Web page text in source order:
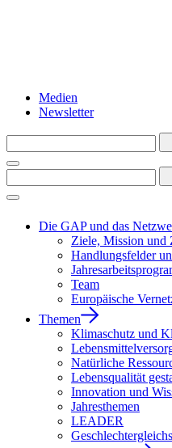
Medien
Newsletter
Die GAP und das
Ziele, Mission und
Handlungsfelder
Team
Europäische
Themen
Klimaschutz und
Natürliche
Lebensqualität
Innovation und
Jahresthemen
LEADER